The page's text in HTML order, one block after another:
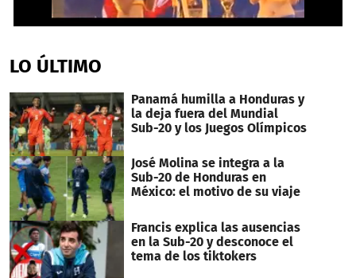
of
3
42
seconds
LO ÚLTIMO
Panamá humilla a Honduras y
la deja fuera del Mundial
Sub-20 y los Juegos Olímpicos
José Molina se integra a la
Sub-20 de Honduras en
México: el motivo de su viaje
Francis explica las ausencias
en la Sub-20 y desconoce el
tema de los tiktokers